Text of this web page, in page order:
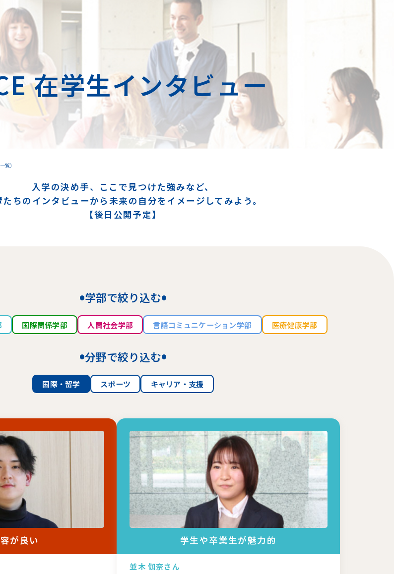
在学生インタビュー
覧）
入学の決め手、
ここで見つけた強みなど、
たちのインタビューから未来の自分をイメージしてみよう。
【後日公開予定】
学部で絞り込む
国際関係学部 人間社会学部 言語コミュニケーション学部 医療健康学部
分野で絞り込む
国際・留学 スポーツ キャリア・支援
が良い 学生や卒業生が魅力的
並木 伽奈さん